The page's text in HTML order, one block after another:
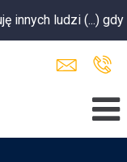
ludzi (...) gdy